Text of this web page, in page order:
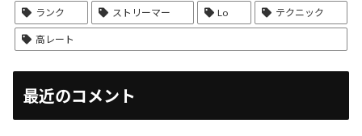
ランク ストリーマー Lo テクニック
高レート
最近のコメント